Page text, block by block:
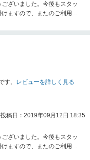
ざいました。今後もスタッ
ますので、またのご利用お
す。 レビューを詳しく見る
投稿日：2019年09月12日 18:35
ざいました。今後もスタッ
ますので、またのご利用お